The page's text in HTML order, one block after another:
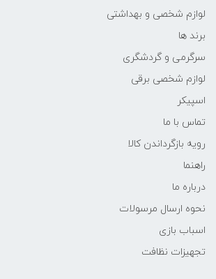
لوازم شخصی و بهداشتی
برند ها
سرگرمی و گردشگری
لوازم شخصی برقی
اسپیکر
تماس با ما
رویه بازگرداندن کالا
راهنما
درباره ما
نحوه ارسال مرسولات
اسباب بازی
تجهیزات نظافت